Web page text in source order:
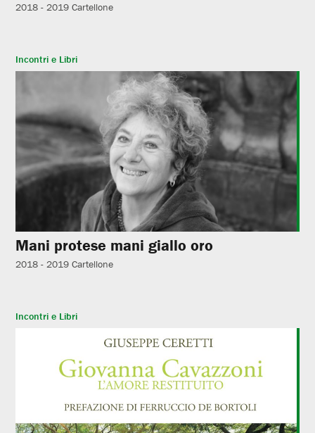
2018 - 2019 Cartellone
Incontri e Libri
Mani protese mani giallo oro
2018 - 2019 Cartellone
Incontri e Libri